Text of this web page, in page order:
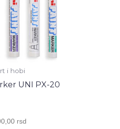
i hobi
UNI PX-20
rsd